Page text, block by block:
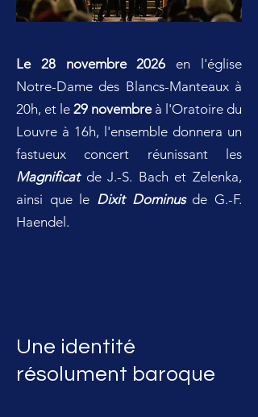
Le 28 novembre 2026 en l'église
Notre-Dame des Blancs-Manteaux à
20h, et le 29 novembreà l'Oratoire du
Louvre à 16h, l'ensemble donnera un
fastueux concert réunissant les
Magnificatde J.-S. Bach et Zelenka,
ainsi que le Dixit Dominusde G.-F.
Haendel.
Une identité
résolument baroque